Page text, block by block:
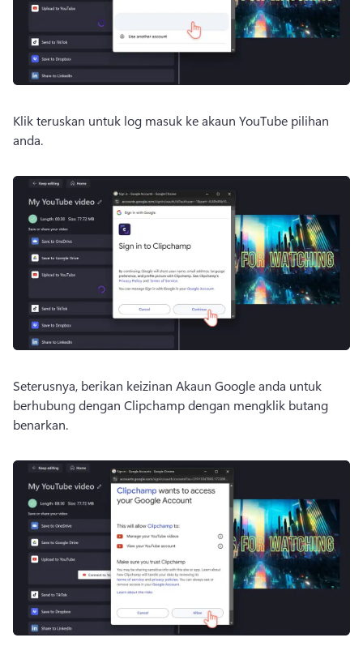
Klik teruskan untuk log masuk ke akaun YouTube pilihan
anda.
Seterusnya, berikan keizinan Akaun Google anda untuk
berhubung dengan Clipchamp dengan mengklik butang
benarkan.